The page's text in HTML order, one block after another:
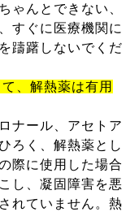
ゃんとできない、
すぐに医療機関に
躊躇しないでくだ
、解熱薬は有用
ナール、アセトア
ろく、解熱薬とし
際に使用した場合
し、凝固障害を悪
れていません。熱